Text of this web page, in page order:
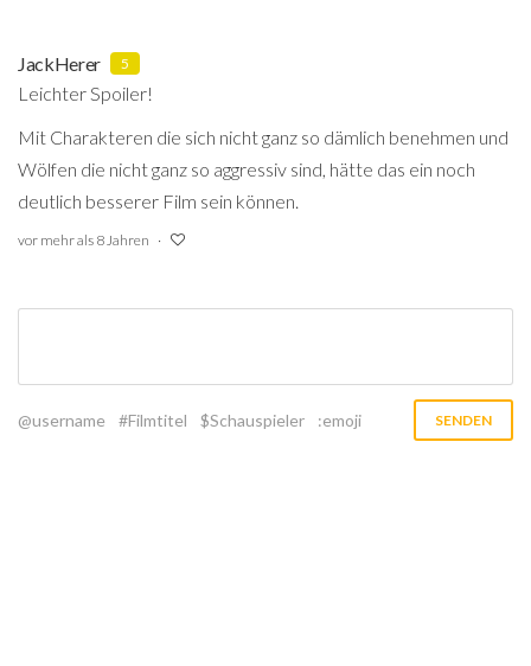
JackHerer 5
Leichter Spoiler!
Mit Charakteren die sich nicht ganz so dämlich benehmen und
Wölfen die nicht ganz so aggressiv sind, hätte das ein noch
deutlich besserer Film sein können.
vor mehr als 8 Jahren
@username #Filmtitel $Schauspieler :emoji